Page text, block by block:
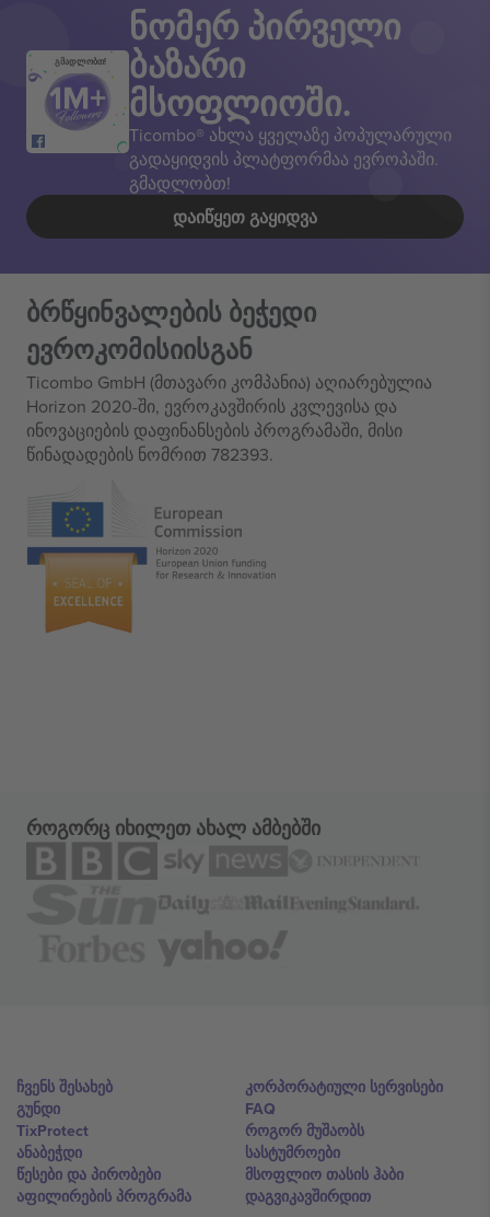
გმადლობთ!
ნომერ პირველი
ბაზარი
მსოფლიოში.
Ticombo® ახლა ყველაზე პოპულარული
გადაყიდვის პლატფორმაა ევროპაში.
გმადლობთ!
ᲓᲐᲘᲬᲧᲔᲗ ᲒᲐᲧᲘᲓᲕᲐ
ბრწყინვალების ბეჭედი
ევროკომისიისგან
Ticombo GmbH (მთავარი კომპანია) აღიარებულია
Horizon 2020-ში, ევროკავშირის კვლევისა და
ინოვაციების დაფინანსების პროგრამაში, მისი
წინადადების ნომრით 782393.
როგორც იხილეთ ახალ ამბებში
ჩვენს შესახებ
გუნდი
TixProtect
ანაბეჭდი
წესები და პირობები
აფილირების პროგრამა
კორპორატიული სერვისები
FAQ
როგორ მუშაობს
სასტუმროები
მსოფლიო თასის ჰაბი
დაგვიკავშირდით